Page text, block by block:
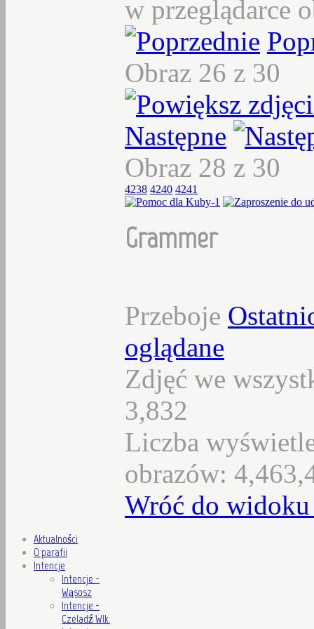
w przeglądarce
Obraz 26 z 30
Następne
Obraz 28 z 30
4238 4240 4241
Grammer
Przeboje
oglądane
Zdjęć we
3,832
Liczba
obrazów:
Wróć do
Aktualności
O parafii
Intencje
Intencje -
Wąsosz
Intencje -
Czeladź Wlk.